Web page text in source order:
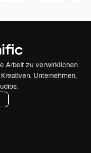
Arbeit zu verwirklichen.
Unternehmen,